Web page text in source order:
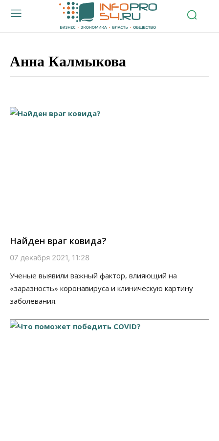
Анна Калмыкова
Найден враг ковида?
07 декабря 2021, 11:28
Ученые выявили важный фактор, влияющий на
«заразность» коронавируса и клиническую картину
заболевания.